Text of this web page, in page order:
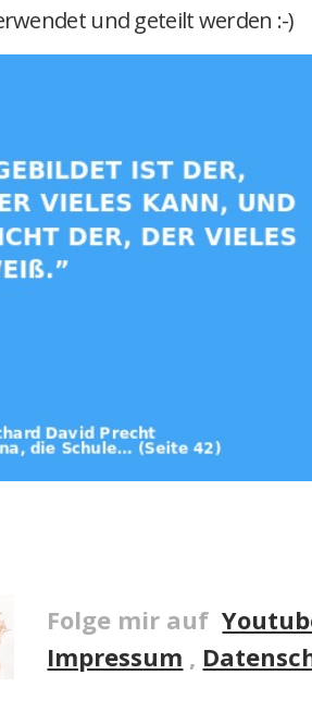
und geteilt werden :-)
Folge mir auf
Impressum ,